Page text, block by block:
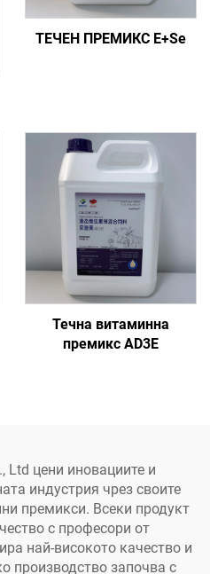
ТЕЧЕН ПРЕМИКС E+Se
Течна витаминна
премикс AD3E
Ltd цени иновациите и
индустрия чрез своите
премикси. Всеки продукт
с професори от
най-високото качество и
производство започва с